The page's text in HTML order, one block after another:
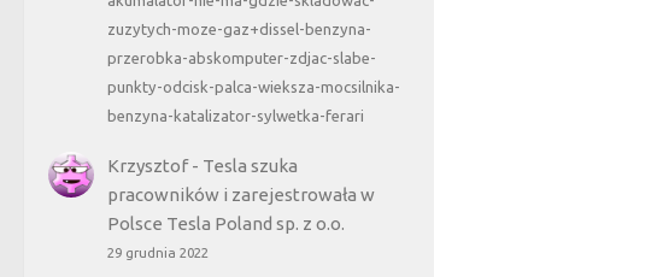
zuzytych-moze-gaz+dissel-benzyna-
przerobka-abskomputer-zdjac-slabe-
punkty-odcisk-palca-wieksza-mocsilnika-
benzyna-katalizator-sylwetka-ferari
Krzysztof- Tesla szuka
pracowników i zarejestrowała w
Polsce Tesla Poland sp. z o.o.
29 grudnia 2022